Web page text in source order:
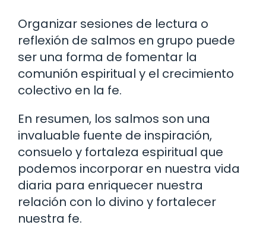
Organizar sesiones de lectura o
reflexión de salmos en grupo puede
ser una forma de fomentar la
comunión espiritual y el crecimiento
colectivo en la fe.
En resumen, los salmos son una
invaluable fuente de inspiración,
consuelo y fortaleza espiritual que
podemos incorporar en nuestra vida
diaria para enriquecer nuestra
relación con lo divino y fortalecer
nuestra fe.